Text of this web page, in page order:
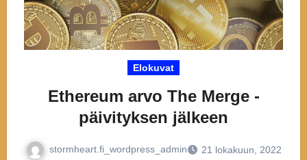
Elokuvat
Ethereum arvo The Merge -
päivityksen jälkeen
stormheart.fi_wordpress_admin
21 lokakuun, 2022